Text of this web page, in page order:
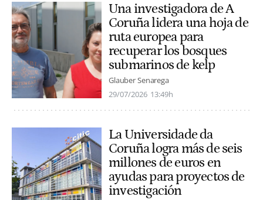
Una investigadora de A
Coruña lidera una hoja de
ruta europea para
recuperar los bosques
submarinos de kelp
Glauber Senarega
29/07/2026 13:49h
La Universidade da
Coruña logra más de seis
millones de euros en
ayudas para proyectos de
investigación